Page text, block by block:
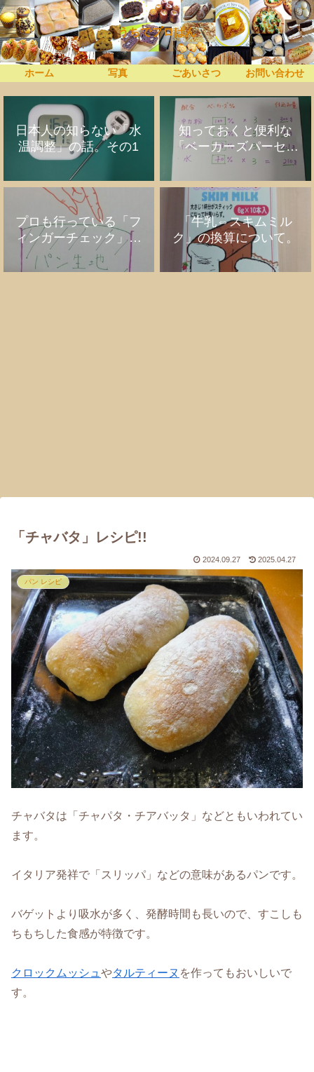
うちでプロぱん
ホーム 写真 ごあいさつ お問い合わせ
日本人の知らない「水
温調整」の話。その1
知っておくと便利な
「ベーカーズパーセン
ト」の話
プロも行っている「フ
ィンガーチェック」の
話。
「牛乳⇔スキムミル
ク」の換算について。
「チャバタ」レシピ!!
2024.09.27 2025.04.27
パン レシピ
チャバタは「チャパタ・チアバッタ」などともいわれてい
ます。
イタリア発祥で「スリッパ」などの意味があるパンです。
バゲットより吸水が多く、発酵時間も長いので、すこしも
ちもちした食感が特徴です。
クロックムッシュ やタルティーヌ を作ってもおいしいで
す。